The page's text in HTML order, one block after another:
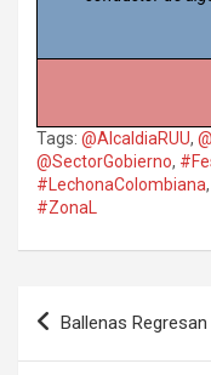
Tags: @AlcaldiaRUU,
@SectorGobierno,
#LechonaColombiana,
#ZonaL
Navegación
de
Ballenas